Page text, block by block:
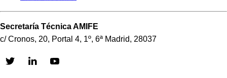
Secretaría Técnica AMIFE
c/ Cronos, 20, Portal 4, 1º, 6ª Madrid, 28037